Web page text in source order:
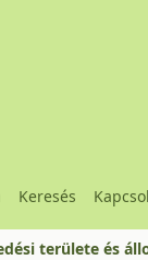
Keresés
területe és